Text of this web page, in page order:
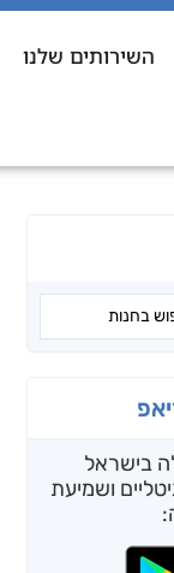
השירותים שלנו
בישראל
ושמיעת